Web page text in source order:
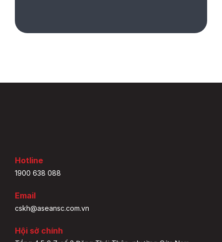
Hotline
1900 638 088
Email
cskh@aseansc.com.vn
Hội sở chính